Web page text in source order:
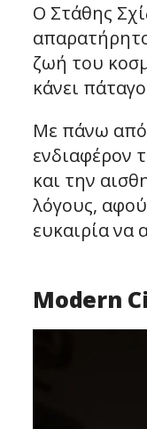
Ο Στάθης
ζωή του
κάνει
Με πάνω από
ενδιαφέρον
και την
λόγους,
ευκαιρία να
Modern